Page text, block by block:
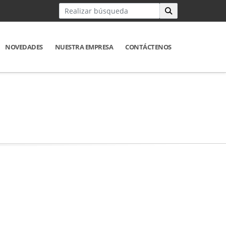
NOVEDADES NUESTRA EMPRESA CONTÁCTENOS